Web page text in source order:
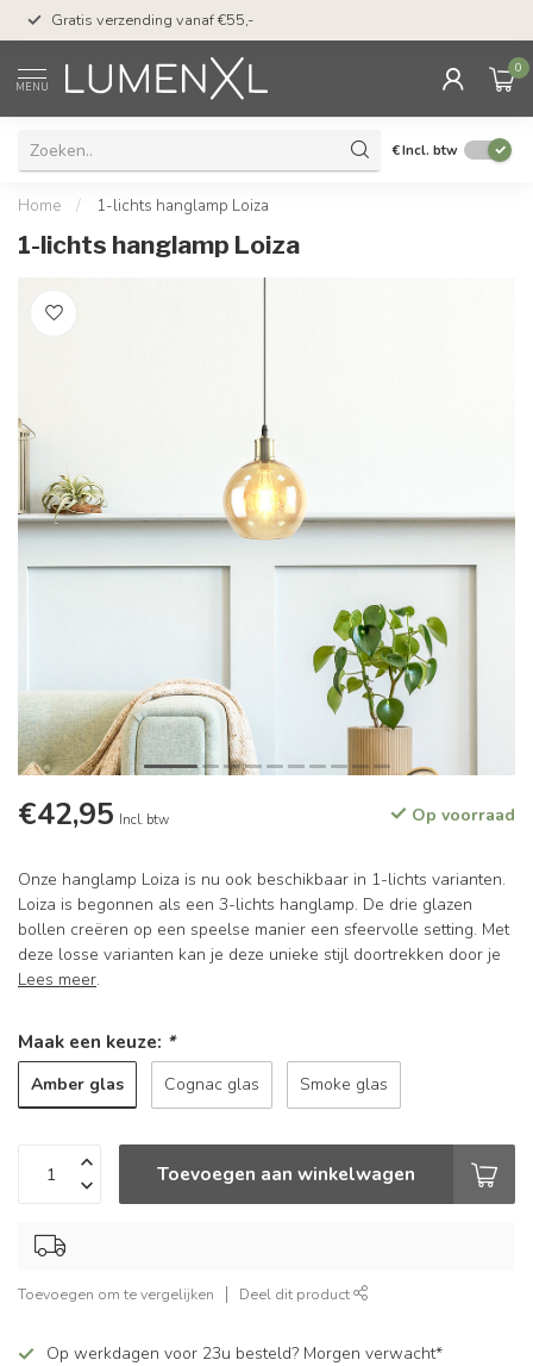
Gratis verzending vanaf €55,-
MENU
0
€Incl. btw
Home / 1-lichts hanglamp Loiza
1-lichts hanglamp Loiza
€42,95 Incl. btw Op voorraad
Onze hanglamp Loiza is nu ook beschikbaar in 1-lichts varianten.
Loiza is begonnen als een 3-lichts hanglamp. De drie glazen
bollen creëren op een speelse manier een sfeervolle setting. Met
deze losse varianten kan je deze unieke stijl doortrekken door je
Lees meer.
Maak een keuze: *
Amber glas Cognac glas Smoke glas
Toevoegen aan winkelwagen
Toevoegen om te vergelijken Deel dit product
Op werkdagen voor 23u besteld? Morgen verwacht*